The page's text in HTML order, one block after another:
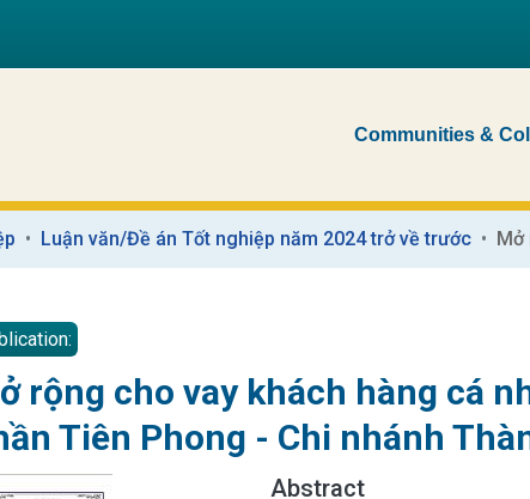
Communities &
Luận văn/Đề án Tốt nghiệp năm 2024 trở về trước
rộng cho vay khách hàng cá
Tiên Phong - Chi nhánh
Abstract